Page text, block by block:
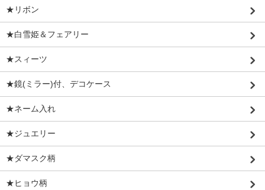
★リボン
★白雪姫＆フェアリー
★スィーツ
★鏡(ミラー)付、デコケース
★ネーム入れ
★ジュエリー
★ダマスク柄
★ヒョウ柄